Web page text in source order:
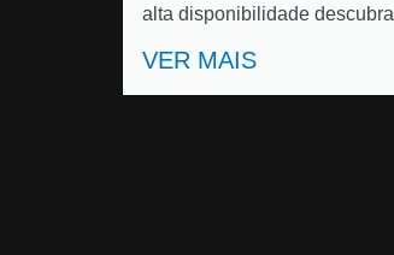
alta disponibilidade descubra
VER MAIS